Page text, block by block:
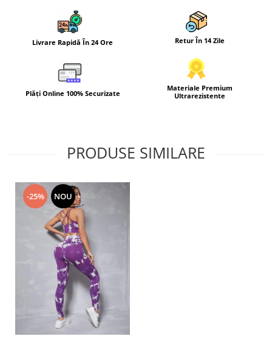
Livrare Rapidă În 24 Ore Retur În 14 Zile
Plăți Online 100% Securizate
Materiale Premium
Ultrarezistente
PRODUSE SIMILARE
-25% NOU